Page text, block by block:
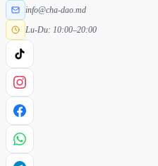
info@cha-dao.md
Lu-Du: 10:00–20:00